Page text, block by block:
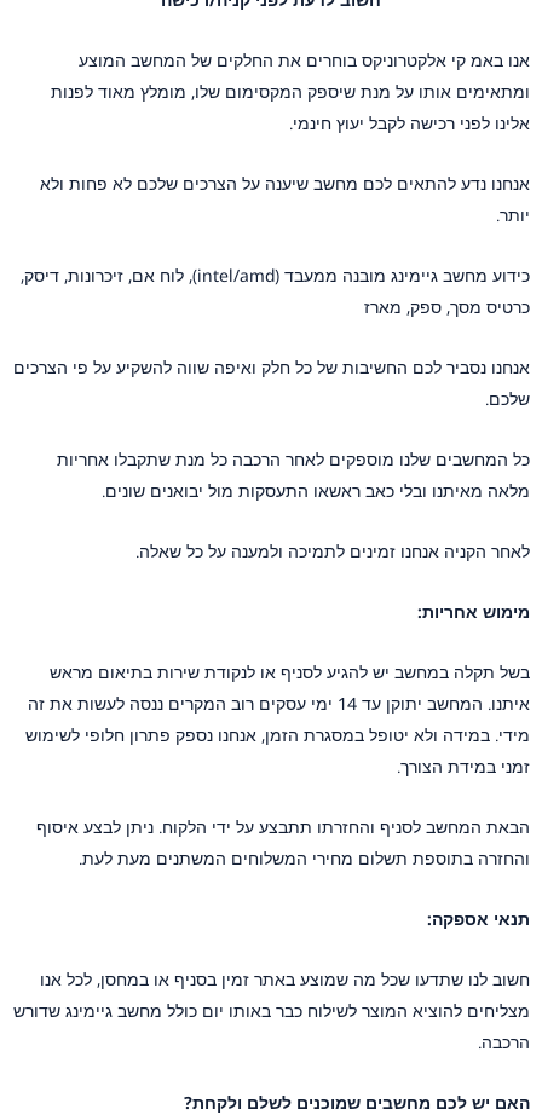
אנו באמ קי אלקטרוניקס בוחרים את החלקים של המחשב המוצע
ומתאימים אותו על מנת שיספק המקסימום שלו, מומלץ מאוד לפנות
אלינו לפני רכישה לקבל יעוץ חינמי.
אנחנו נדע להתאים לכם מחשב שיענה על הצרכים שלכם לא פחות ולא
יותר.
כידוע מחשב גיימינג מובנה ממעבד (intel/amd), לוח אם, זיכרונות, דיסק,
כרטיס מסך, ספק, מארז
אנחנו נסביר לכם החשיבות של כל חלק ואיפה שווה להשקיע על פי הצרכים
שלכם.
כל המחשבים שלנו מוספקים לאחר הרכבה כל מנת שתקבלו אחריות
מלאה מאיתנו ובלי כאב ראשאו התעסקות מול יבואנים שונים.
לאחר הקניה אנחנו זמינים לתמיכה ולמענה על כל שאלה.
מימוש אחריות:
בשל תקלה במחשב יש להגיע לסניף או לנקודת שירות בתיאום מראש
איתנו. המחשב יתוקן עד 14 ימי עסקים רוב המקרים ננסה לעשות את זה
מידי. במידה ולא יטופל במסגרת הזמן, אנחנו נספק פתרון חלופי לשימוש
זמני במידת הצורך.
הבאת המחשב לסניף והחזרתו תתבצע על ידי הלקוח. ניתן לבצע איסוף
והחזרה בתוספת תשלום מחירי המשלוחים המשתנים מעת לעת.
תנאי אספקה:
חשוב לנו שתדעו שכל מה שמוצע באתר זמין בסניף או במחסן, לכל אנו
מצליחים להוציא המוצר לשילוח כבר באותו יום כולל מחשב גיימינג שדורש
הרכבה.
האם יש לכם מחשבים שמוכנים לשלם ולקחת?